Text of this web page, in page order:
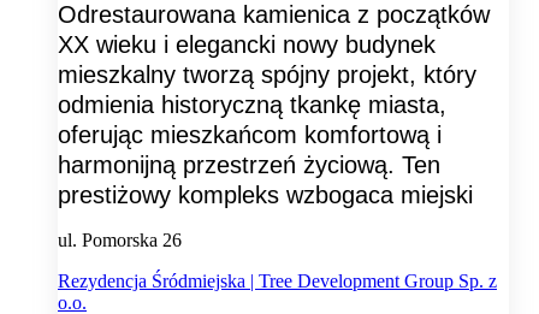
Odrestaurowana kamienica z początków
XX wieku i elegancki nowy budynek
mieszkalny tworzą spójny projekt, który
odmienia historyczną tkankę miasta,
oferując mieszkańcom komfortową i
harmonijną przestrzeń życiową. Ten
prestiżowy kompleks wzbogaca miejski
ul. Pomorska 26
Rezydencja Śródmiejska | Tree Development Group Sp. z
o.o.